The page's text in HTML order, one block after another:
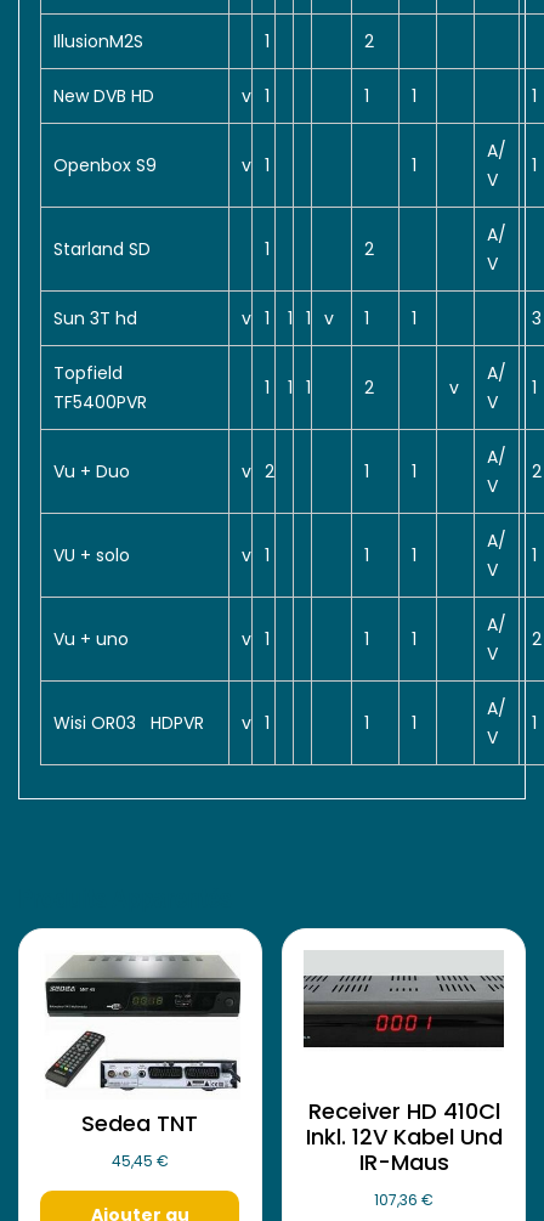
IllusionM2S 1 2
New DVB HD v 1 1 1 1
Openbox S9 v 1 1
A/
V
1
Starland SD 1 2
A/
V
Sun 3T hd v 1 1 1 v 1 1 3
Topfield
TF5400PVR
1 1 1 2 v
A/
V
1
Vu + Duo v 2 1 1
A/
V
2
VU + solo v 1 1 1
A/
V
1
Vu + uno v 1 1 1
A/
V
2
Wisi OR03 HDPVR v 1 1 1
A/
V
1
Sedea TNT
45,45 €
Ajouter au
Receiver HD 410Cl
Inkl. 12V Kabel Und
IR-Maus
107,36€